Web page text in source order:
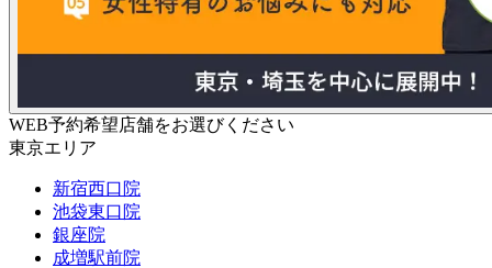
WEB予約希望店舗をお選びください
東京エリア
新宿西口院
池袋東口院
銀座院
成増駅前院